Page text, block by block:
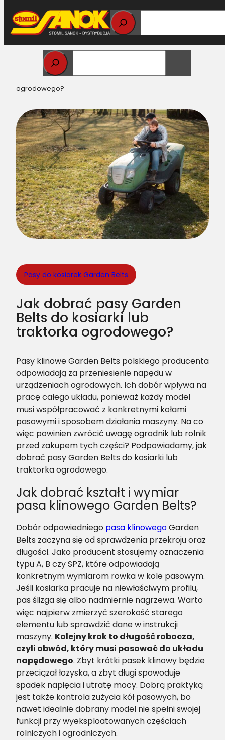
Przejdź
do
treści
Strona główna >
dobrać pasy Garden Belts do kosiarki lub traktorka
ogrodowego?
Pasy do kosiarek Garden Belts
Jak dobrać pasy Garden
Belts do kosiarki lub
traktorka ogrodowego?
Pasy klinowe Garden Belts polskiego producenta
odpowiadają za przeniesienie napędu w
urządzeniach ogrodowych. Ich dobór wpływa na
pracę całego układu, ponieważ każdy model
musi współpracować z konkretnymi kołami
pasowymi i sposobem działania maszyny. Na co
więc powinien zwrócić uwagę ogrodnik lub rolnik
przed zakupem tych części? Podpowiadamy, jak
dobrać pasy Garden Belts do kosiarki lub
traktorka ogrodowego.
Jak dobrać kształt i wymiar
pasa klinowego Garden Belts?
Dobór odpowiedniego pasa klinowegoGarden
Belts zaczyna się od sprawdzenia przekroju oraz
długości. Jako producent stosujemy oznaczenia
typu A, B czy SPZ, które odpowiadają
konkretnym wymiarom rowka w kole pasowym.
Jeśli kosiarka pracuje na niewłaściwym profilu,
pas ślizga się albo nadmiernie nagrzewa. Warto
więc najpierw zmierzyć szerokość starego
elementu lub sprawdzić dane w instrukcji
maszyny. Kolejny krok to długość robocza,
czyli obwód, który musi pasować do układu
napędowego. Zbyt krótki pasek klinowy będzie
przeciążał łożyska, a zbyt długi spowoduje
spadek napięcia i utratę mocy. Dobrą praktyką
jest także kontrola zużycia kół pasowych, bo
nawet idealnie dobrany model nie spełni swojej
funkcji przy wyeksploatowanych częściach
rolniczych i ogrodniczych.